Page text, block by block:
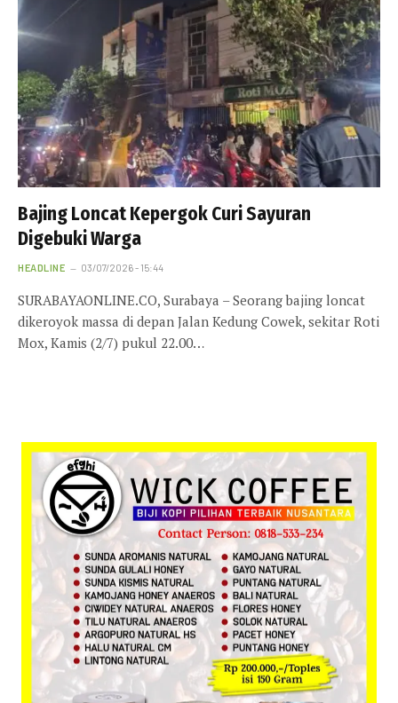
Bajing Loncat Kepergok Curi Sayuran
Digebuki Warga
HEADLINE 03/07/2026 - 15:44
SURABAYAONLINE.CO, Surabaya – Seorang bajing loncat
dikeroyok massa di depan Jalan Kedung Cowek, sekitar Roti
Mox, Kamis (2/7) pukul 22.00…